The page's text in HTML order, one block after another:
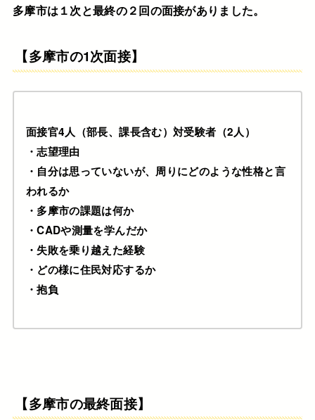
多摩市は１次と最終の２回の面接がありました。
【多摩市の1次面接】
面接官4人（部長、課長含む）対受験者（2人）
・志望理由
・自分は思っていないが、周りにどのような性格と言
われるか
・多摩市の課題は何か
・CADや測量を学んだか
・失敗を乗り越えた経験
・どの様に住民対応するか
・抱負
【多摩市の最終面接】